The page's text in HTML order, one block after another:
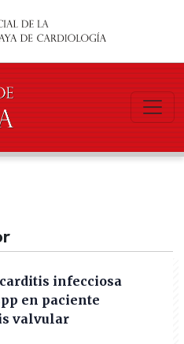
infecciosa
en paciente
valvular